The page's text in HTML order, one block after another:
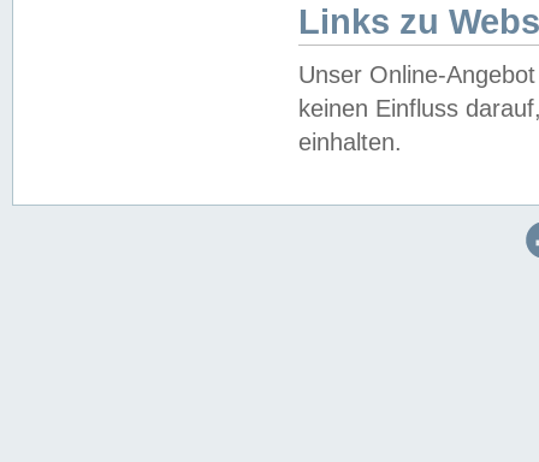
Links zu
Unser Online-
keinen Einfluss
einhalten.